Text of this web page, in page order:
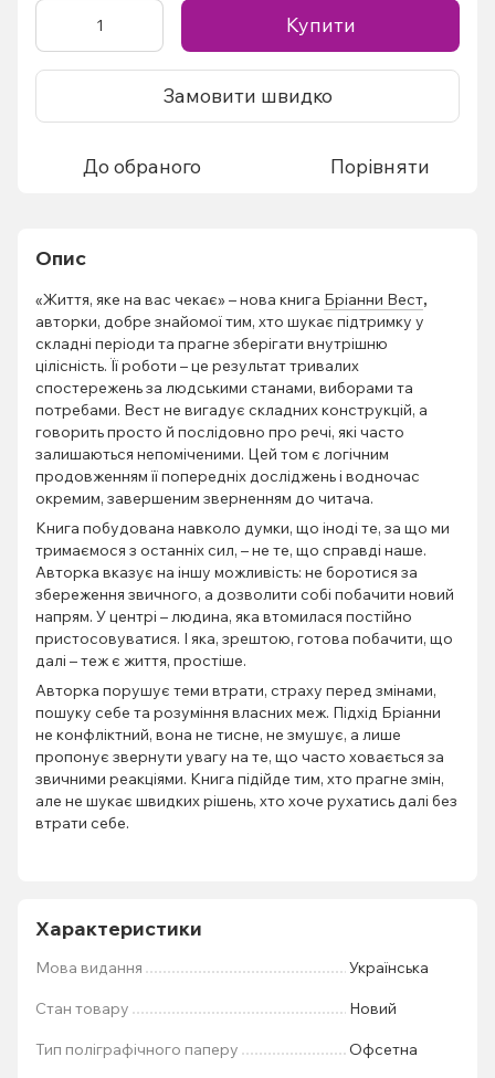
Купити
Замовити швидко
До обраного Порівняти
Опис
«Життя, яке на вас чекає» – нова книга Бріанни Вест,
авторки, добре знайомої тим, хто шукає підтримку у
складні періоди та прагне зберігати внутрішню
цілісність. Її роботи – це результат тривалих
спостережень за людськими станами, виборами та
потребами. Вест не вигадує складних конструкцій, а
говорить просто й послідовно про речі, які часто
залишаються непоміченими. Цей том є логічним
продовженням її попередніх досліджень і водночас
окремим, завершеним зверненням до читача.
Книга побудована навколо думки, що іноді те, за що ми
тримаємося з останніх сил, – не те, що справді наше.
Авторка вказує на іншу можливість: не боротися за
збереження звичного, а дозволити собі побачити новий
напрям. У центрі – людина, яка втомилася постійно
пристосовуватися. І яка, зрештою, готова побачити, що
далі – теж є життя, простіше.
Авторка порушує теми втрати, страху перед змінами,
пошуку себе та розуміння власних меж. Підхід Бріанни
не конфліктний, вона не тисне, не змушує, а лише
пропонує звернути увагу на те, що часто ховається за
звичними реакціями. Книга підійде тим, хто прагне змін,
але не шукає швидких рішень, хто хоче рухатись далі без
втрати себе.
Характеристики
Мова видання Українська
Стан товару Новий
Тип поліграфічного паперу Офсетна